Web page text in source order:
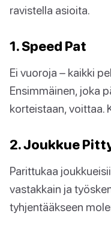
ravistella asioita.
1. Speed Pat
Ei vuoroja – kaikki
Ensimmäinen, joka
korteistaan, voittaa.
2. Joukkue
Parittukaa
vastakkain ja
tyhjentääkseen